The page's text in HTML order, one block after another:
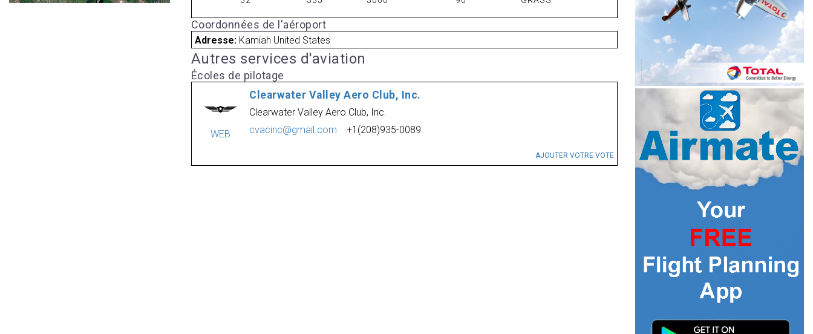
Coordonnées de l'aéroport
Adresse: Kamiah United States
Autres services d'aviation
Écoles de pilotage
WEB
Clearwater Valley Aero Club, Inc.
Clearwater Valley Aero Club, Inc.
cvacinc@gmail.com
+1(208)935-0089
AJOUTER VOTRE VOTE